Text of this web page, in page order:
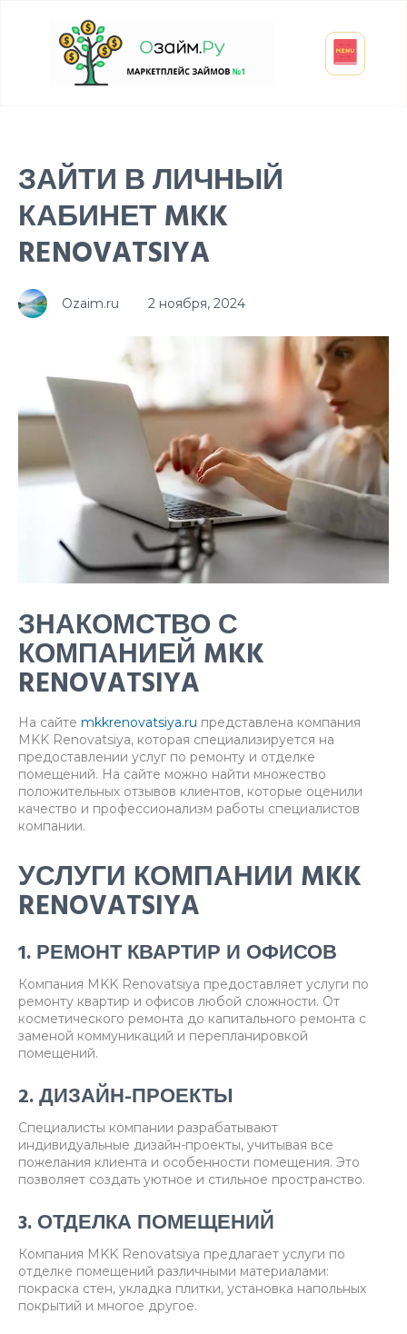
ЗАЙТИ В ЛИЧНЫЙ
КАБИНЕТ MKK
RENOVATSIYA
Ozaim.ru 2 ноября, 2024
ЗНАКОМСТВО С
КОМПАНИЕЙ MKK
RENOVATSIYA
На сайте mkkrenovatsiya.ru представлена компания
MKK Renovatsiya, которая специализируется на
предоставлении услуг по ремонту и отделке
помещений. На сайте можно найти множество
положительных отзывов клиентов, которые оценили
качество и профессионализм работы специалистов
компании.
УСЛУГИ КОМПАНИИ MKK
RENOVATSIYA
1. РЕМОНТ КВАРТИР И ОФИСОВ
Компания MKK Renovatsiya предоставляет услуги по
ремонту квартир и офисов любой сложности. От
косметического ремонта до капитального ремонта с
заменой коммуникаций и перепланировкой
помещений.
2. ДИЗАЙН-ПРОЕКТЫ
Специалисты компании разрабатывают
индивидуальные дизайн-проекты, учитывая все
пожелания клиента и особенности помещения. Это
позволяет создать уютное и стильное пространство.
3. ОТДЕЛКА ПОМЕЩЕНИЙ
Компания MKK Renovatsiya предлагает услуги по
отделке помещений различными материалами:
покраска стен, укладка плитки, установка напольных
покрытий и многое другое.